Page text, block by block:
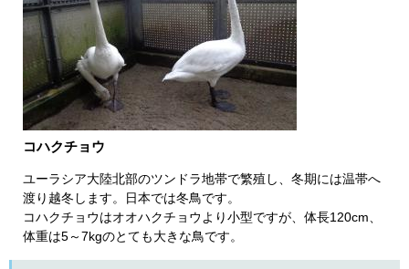
コハクチョウ
ユーラシア大陸北部のツンドラ地帯で繁殖し、冬期には温帯へ
渡り越冬します。日本では冬鳥です。
コハクチョウはオオハクチョウより小型ですが、体長120cm、
体重は5～7kgのとても大きな鳥です。